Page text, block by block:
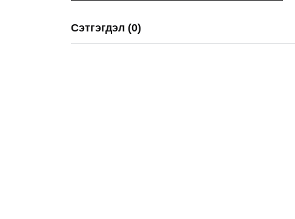
Сэтгэгдэл (0)